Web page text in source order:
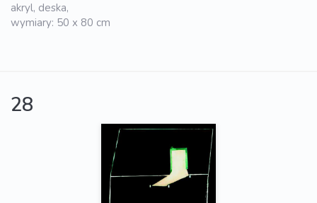
akryl, deska,
wymiary: 50 x 80 cm
28